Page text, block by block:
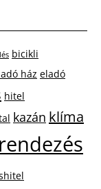
bicikli
ház eladó
hitel
kazán klíma